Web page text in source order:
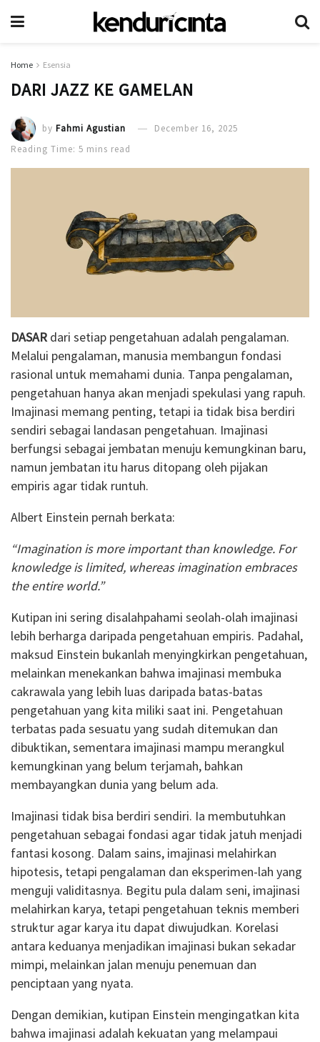
Home Esensia
DARI JAZZ KE GAMELAN
by Fahmi Agustian
December 16, 2025
Reading Time: 5 mins read
DASARdari setiap pengetahuan adalah pengalaman.
Melalui pengalaman, manusia membangun fondasi
rasional untuk memahami dunia. Tanpa pengalaman,
pengetahuan hanya akan menjadi spekulasi yang rapuh.
Imajinasi memang penting, tetapi ia tidak bisa berdiri
sendiri sebagai landasan pengetahuan. Imajinasi
berfungsi sebagai jembatan menuju kemungkinan baru,
namun jembatan itu harus ditopang oleh pijakan
empiris agar tidak runtuh.
Albert Einstein pernah berkata:
“Imagination is more important than knowledge. For
knowledge is limited, whereas imagination embraces
the entire world.”
Kutipan ini sering disalahpahami seolah-olah imajinasi
lebih berharga daripada pengetahuan empiris. Padahal,
maksud Einstein bukanlah menyingkirkan pengetahuan,
melainkan menekankan bahwa imajinasi membuka
cakrawala yang lebih luas daripada batas-batas
pengetahuan yang kita miliki saat ini. Pengetahuan
terbatas pada sesuatu yang sudah ditemukan dan
dibuktikan, sementara imajinasi mampu merangkul
kemungkinan yang belum terjamah, bahkan
membayangkan dunia yang belum ada.
Imajinasi tidak bisa berdiri sendiri. Ia membutuhkan
pengetahuan sebagai fondasi agar tidak jatuh menjadi
fantasi kosong. Dalam sains, imajinasi melahirkan
hipotesis, tetapi pengalaman dan eksperimen-lah yang
menguji validitasnya. Begitu pula dalam seni, imajinasi
melahirkan karya, tetapi pengetahuan teknis memberi
struktur agar karya itu dapat diwujudkan. Korelasi
antara keduanya menjadikan imajinasi bukan sekadar
mimpi, melainkan jalan menuju penemuan dan
penciptaan yang nyata.
Dengan demikian, kutipan Einstein mengingatkan kita
bahwa imajinasi adalah kekuatan yang melampaui